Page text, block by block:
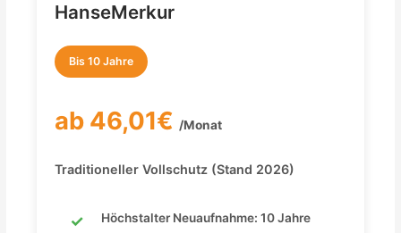
HanseMerkur
Bis 10 Jahre
ab 46,01€/Monat
Traditioneller Vollschutz (Stand 2026)
Höchstalter Neuaufnahme: 10 Jahre